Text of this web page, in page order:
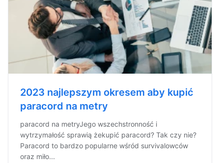
2023 najlepszym okresem aby kupić
paracord na metry
paracord na metryJego wszechstronność i
wytrzymałość sprawią żekupić paracord? Tak czy nie?
Paracord to bardzo popularne wśród survivalowców
oraz miło...